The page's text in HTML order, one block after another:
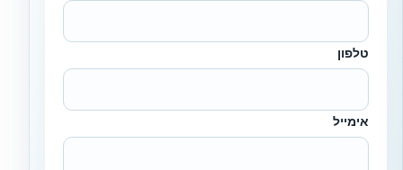
טלפון
אימייל